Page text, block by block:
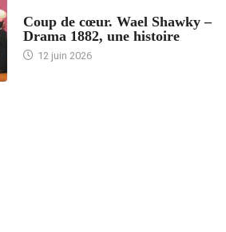
Coup de cœur. Wael Shawky –
Drama 1882, une histoire
12 juin 2026